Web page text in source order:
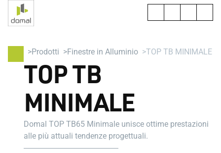
Prodotti Finestre in Alluminio TOP TB MINIMALE
TOP TB
MINIMALE
Domal TOP TB65 Minimale unisce ottime prestazioni
alle più attuali tendenze progettuali.